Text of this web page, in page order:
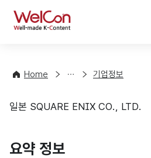
WelCon
Home
컨
팅
해
기
정
기업정보
기업정보
일본 SQUARE ENIX CO., LTD.
요약 정보